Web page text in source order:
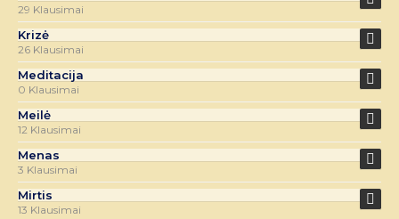
29 Klausimai
Krizė
26 Klausimai
Meditacija
0 Klausimai
Meilė
12 Klausimai
Menas
3 Klausimai
Mirtis
13 Klausimai